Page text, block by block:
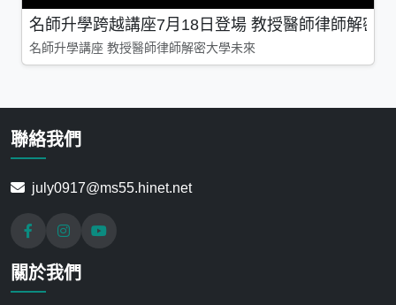
名師升學跨越講座7月18日登場 教授醫師律師解密
名師升學講座 教授醫師律師解密大學未來
聯絡我們
july0917@ms55.hinet.net
關於我們